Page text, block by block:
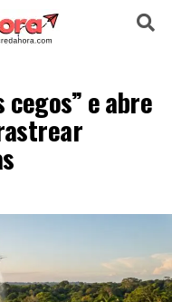
cegos” e abre